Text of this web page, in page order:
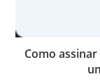
Como